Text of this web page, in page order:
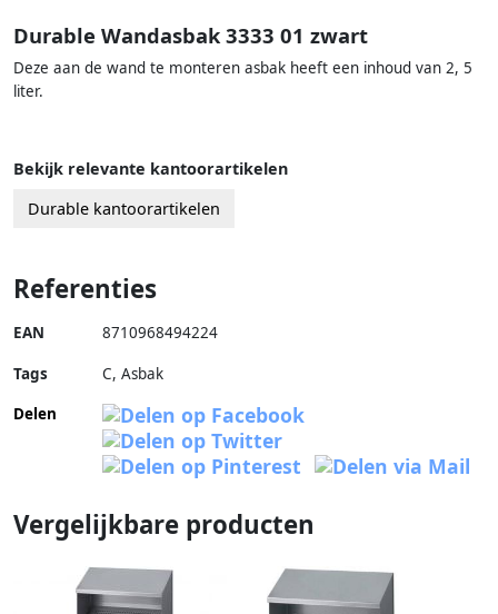
Durable Wandasbak 3333 01 zwart
Deze aan de wand te monteren asbak heeft een inhoud van 2, 5
liter.
Bekijk relevante kantoorartikelen
Durable kantoorartikelen
Referenties
EAN 8710968494224
Tags
C, Asbak
Delen
Vergelijkbare producten